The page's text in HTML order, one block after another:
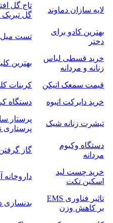
لایه سازان دماوند
تاج گل
گل تبریک
بهترین کادو برای
دختر
تست میل
خرید قسطی لباس
زنانه و مردانه
بهترین
قیمت سمعک اتیکن
کربنات
خرید دایرکت انبوه
دستگاه
تیشرت زنانه شیک
پرستار
پرستاری
دستگاه وکیوم
مردانه
گاز
خرید چست لید
اسکین تکت
داروخانه
تاثیر فناوری EMS
بر کاهش وزن
بدنسازی